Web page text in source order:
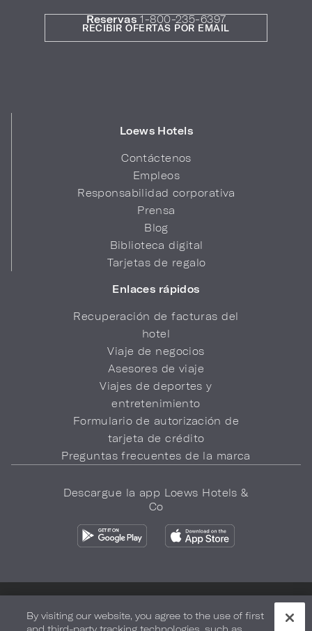
Reservas 1-800-235-6397
Loews Hotels
Contáctenos
Empleos
Responsabilidad corporativa
Prensa
Blog
Biblioteca digital
Tarjetas de regalo
Enlaces rápidos
Recuperación de facturas del
hotel
Viaje de negocios
Asesores de viaje
Viajes de deportes y
entretenimiento
Formulario de autorización de
tarjeta de crédito
Preguntas frecuentes de la marca
RECIBIR OFERTAS POR EMAIL
Descargue la app Loews Hotels &
Co
By visiting our website, you agree to the use of first